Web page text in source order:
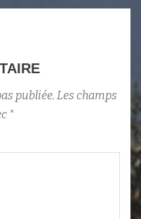
publiée. Les champs
*